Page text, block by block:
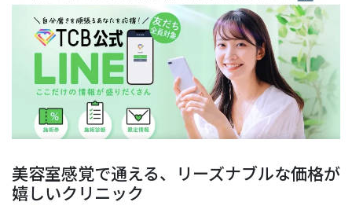
美容室感覚で通える、リーズナブルな価格が
嬉しいクリニック